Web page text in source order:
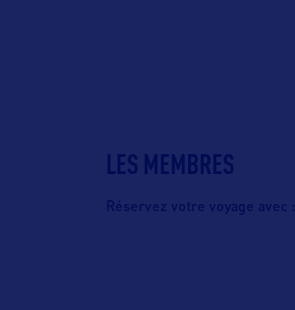
LES MEMBRES
Réservez votre voyage avec :